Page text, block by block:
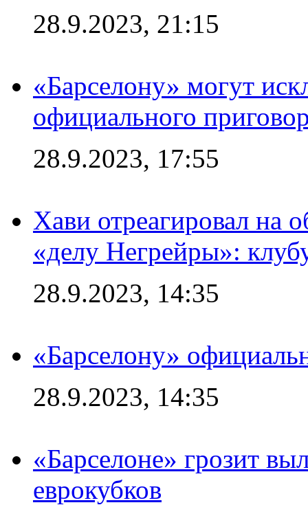
28.9.2023, 21:15
«Барселону» могут
официального
28.9.2023, 17:55
Хави отреагировал на
«делу Негрейры»:
28.9.2023, 14:35
«Барселону»
28.9.2023, 14:35
«Барселоне» грозит
еврокубков